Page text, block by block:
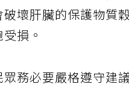
破壞肝臟的保護物質
損。
務必要嚴格遵守建